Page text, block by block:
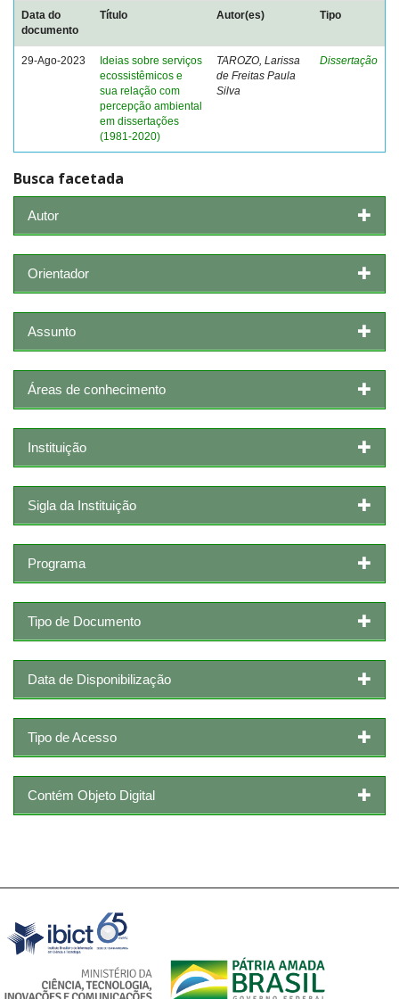
Data do
documento
Título Autor(es) Tipo
29-Ago-2023
Ideias sobre serviços
ecossistêmicos e
sua relação com
percepção ambiental
em dissertações
(1981-2020)
TAROZO, Larissa
de Freitas Paula
Silva
Dissertação
Busca facetada
Autor
Orientador
Assunto
Áreas de conhecimento
Instituição
Sigla da Instituição
Programa
Tipo de Documento
Data de Disponibilização
Tipo de Acesso
Contém Objeto Digital